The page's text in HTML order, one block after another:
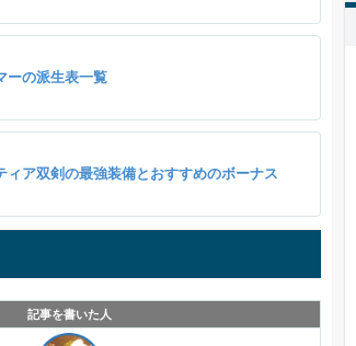
ーの派生表一覧
ィア双剣の最強装備とおすすめのボーナス
記事を書いた人